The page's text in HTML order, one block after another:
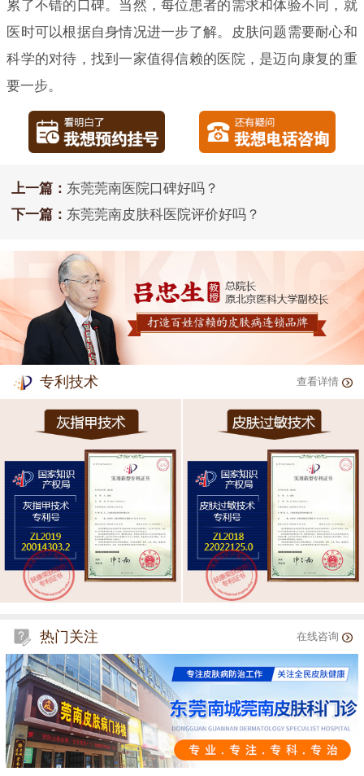
累了不错的口碑。当然，每位患者的需求和体验不同，就
医时可以根据自身情况进一步了解。皮肤问题需要耐心和
科学的对待，找到一家值得信赖的医院，是迈向康复的重
要一步。
上一篇： 东莞莞南医院口碑好吗？
下一篇： 东莞莞南皮肤科医院评价好吗？
专利技术 查看详情
热门关注 在线咨询